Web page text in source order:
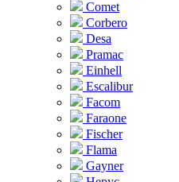
Comet
Corbero
Desa
Pramac
Einhell
Escalibur
Facom
Faraone
Fischer
Flama
Gayner